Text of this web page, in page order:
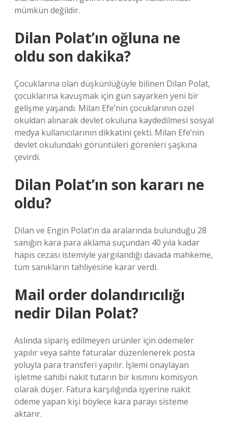
mümkün değildir.
Dilan Polat’ın oğluna ne
oldu son dakika?
Çocuklarına olan düşkünlüğüyle bilinen Dilan Polat,
çocuklarına kavuşmak için gün sayarken yeni bir
gelişme yaşandı. Milan Efe’nin çocuklarının özel
okuldan alınarak devlet okuluna kaydedilmesi sosyal
medya kullanıcılarının dikkatini çekti. Milan Efe’nin
devlet okulundaki görüntüleri görenleri şaşkına
çevirdi.
Dilan Polat’ın son kararı ne
oldu?
Dilan ve Engin Polat’ın da aralarında bulunduğu 28
sanığın kara para aklama suçundan 40 yıla kadar
hapis cezası istemiyle yargılandığı davada mahkeme,
tüm sanıkların tahliyesine karar verdi.
Mail order dolandırıcılığı
nedir Dilan Polat?
Aslında sipariş edilmeyen ürünler için ödemeler
yapılır veya sahte faturalar düzenlenerek posta
yoluyla para transferi yapılır. İşlemi onaylayan
işletme sahibi nakit tutarın bir kısmını komisyon
olarak düşer. Fatura karşılığında işyerine nakit
ödeme yapan kişi böylece kara parayı sisteme
aktarır.